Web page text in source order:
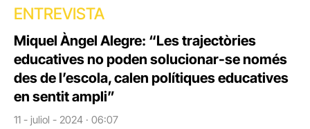
ENTREVISTA
Miquel Àngel Alegre: “Les trajectòries
educatives no poden solucionar-se només
des de l’escola, calen polítiques educatives
en sentit ampli”
11 - juliol - 2024 · 06:07